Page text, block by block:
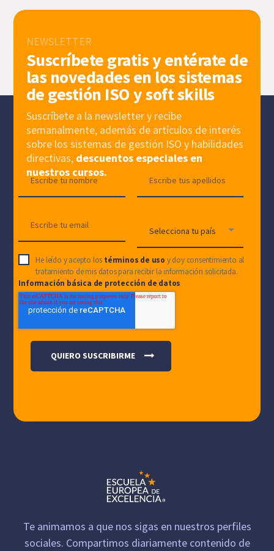
NEWSLETTER
Suscríbete gratis y entérate de
las novedades en los sistemas
de gestión ISO y soft skills
Suscríbete a la newsletter y recibe
semanalmente, además de artículos de interés
sobre los sistemas de gestión ISO y habilidades
directivas, descuentos especiales en
nuestros cursos.
He leído y acepto los términos de uso y doy consentimiento al
tratamiento de mis datos para recibir la información solicitada.
Información básica de protección de datos
Te animamos a que nos sigas en nuestros perfiles
sociales. Compartimos diariamente contenido de